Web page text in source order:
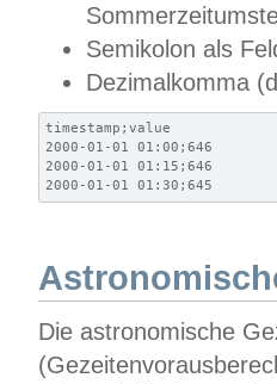
Semikolon als
Dezimalkomma
timestamp;value
2000-01-01 01:00;646
2000-01-01 01:15;646
2000-01-01 01:30;645
Die astronomische